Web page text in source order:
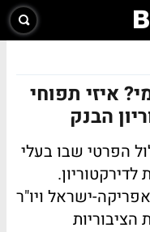
איזי תפוחי
הבנק
הפרטי שבו בעלי
כיו"ר אפריקה-ישראל ויו"ר
הציבוריות